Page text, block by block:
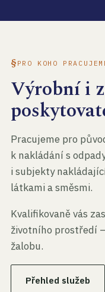
PRO KOHO
Výrobní i
Pracujeme pro
k nakládání s
i subjekty
látkami a směsmi.
Kvalifikovaně vás
životního prostředí
žalobu.
Přehled služeb